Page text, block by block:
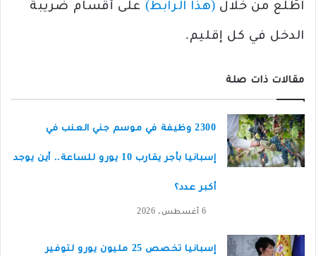
اطّلع من خلال (هذا الرابط) على أقسام ضريبة
الدخل في كل إقليم.
مقالات ذات صلة
2300 وظيفة في موسم جني العنب في
إسبانيا بأجر يقارب 10 يورو للساعة.. أين يوجد
أكبر عدد؟
6 أغسطس، 2026
إسبانيا تخصص 25 مليون يورو لتوفير